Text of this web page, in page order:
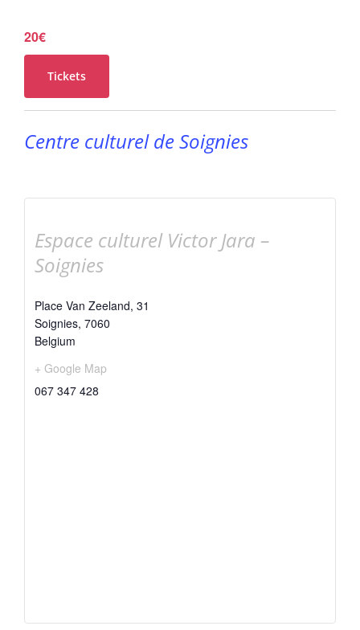
20€
Tickets
Centre culturel de Soignies
Espace culturel Victor Jara –
Soignies
Place Van Zeeland, 31
Soignies, 7060
Belgium
+ Google Map
067 347 428